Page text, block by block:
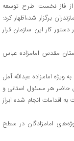
از فاز نخست طرح توسعه
برگزار شد،اظهار کرد:
کار این سازمان قرار
مقدس امامزاده عباس
ویژه امامزاده عبدالله آمل
حاضر هر مسئول استانی و
اقدامات انجام شده ابراز
اوقاف مازندران، یادآور شد: این پروژه و ۱۲۸ پروژه‌های امامزادگان در سطح